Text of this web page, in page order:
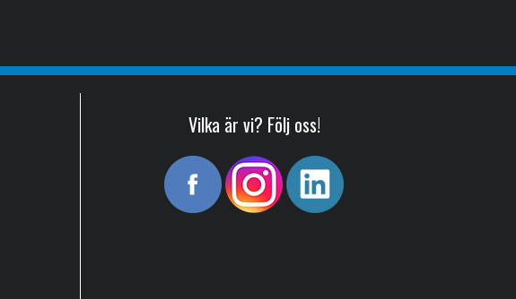
Vilka är vi? Följ oss!